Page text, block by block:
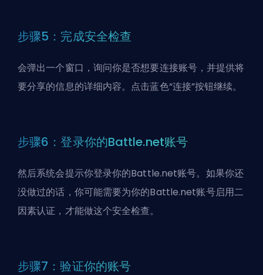
步骤5：完成安全检查
会弹出一个窗口，询问你是否想要连接账号，并提供将
要分享的信息的详细内容。点击蓝色“连接”按钮继续。
步骤6：登录你的Battle.net账号
然后系统会提示你登录你的Battle.net账号。如果你还
没做过的话，你可能需要为你的Battle.net账号启用二
因素认证，才能做这个安全检查。
步骤7：验证你的账号